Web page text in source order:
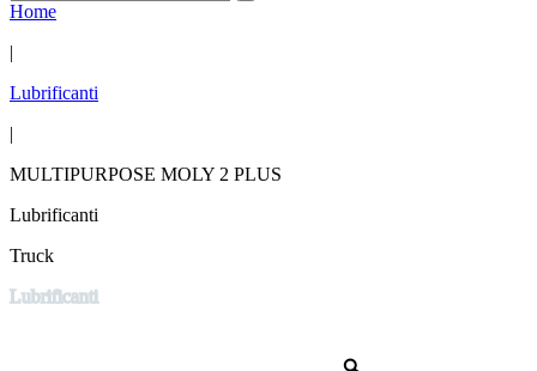
Home
|
Lubrificanti
|
MULTIPURPOSE MOLY 2 PLUS
Lubrificanti
Truck
Lubrificanti